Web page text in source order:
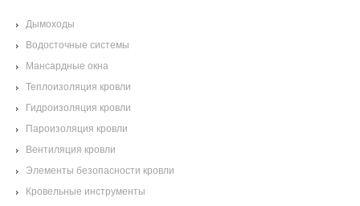
Дымоходы
Водосточные системы
Мансардные окна
Теплоизоляция кровли
Гидроизоляция кровли
Пароизоляция кровли
Вентиляция кровли
Элементы безопасности кровли
Кровельные инструменты